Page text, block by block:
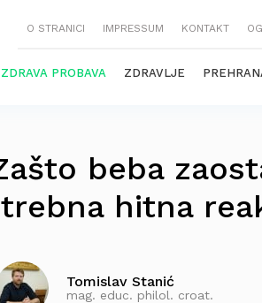
O STRANICI IMPRESSUM KONTAKT
ZDRAVA PROBAVA ZDRAVLJE
beba
hitna
Tomislav Stanić
mag. educ. philol. croat.